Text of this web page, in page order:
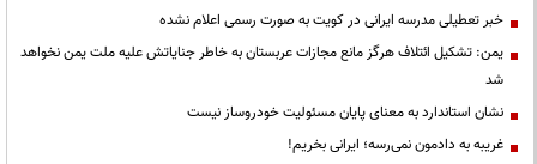
خبر تعطیلی مدرسه ایرانی در کویت به صورت رسمی اعلام نشده
یمن: تشکیل ائتلاف هرگز مانع مجازات عربستان به خاطر جنایاتش علیه ملت یمن نخواهد
شد
نشان استاندارد به معنای پایان مسئولیت خودروساز نیست
غریبه به دادمون نمی‌رسه؛ ایرانی بخریم!